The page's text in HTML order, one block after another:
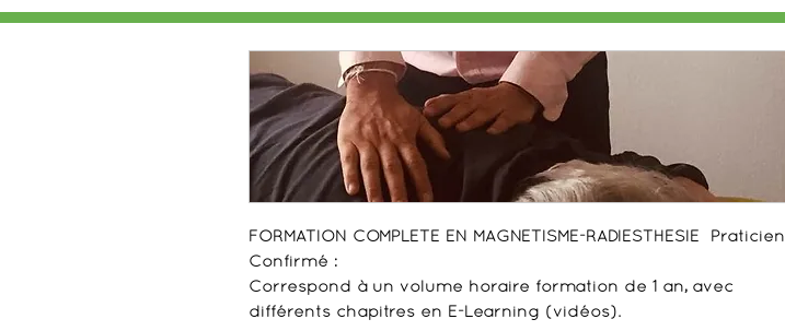
FORMATION COMPLETE EN MAGNETISME-RADIESTHESIE Praticien
Confirmé :
Correspond à un volume horaire formation de 1 an, avec
différents chapitres en E-Learning (vidéos).